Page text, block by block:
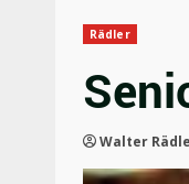
Rädler
Walter